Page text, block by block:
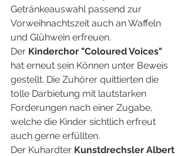
Getränkeauswahl passend zur
Vorweihnachtszeit auch an Waffeln
und Glühwein erfreuen.
Der Kinderchor "Coloured Voices"
hat erneut sein Können unter Beweis
gestellt. Die Zuhörer quittierten die
tolle Darbietung mit lautstarken
Forderungen nach einer Zugabe,
welche die Kinder sichtlich erfreut
auch gerne erfüllten.
Der Kuhardter Kunstdrechsler Albert